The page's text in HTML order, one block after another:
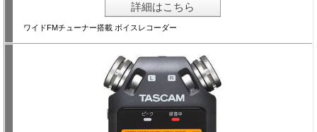
詳細はこちら
ワイドFMチューナー搭載 ボイスレコーダー